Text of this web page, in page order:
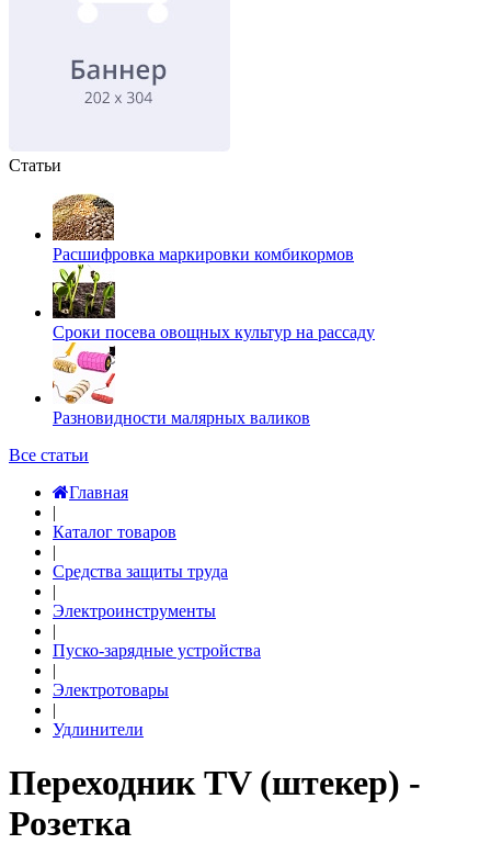
Статьи
Расшифровка маркировки комбикормов
Сроки посева овощных культур на рассаду
Разновидности малярных валиков
Все статьи
Главная
|
Каталог товаров
|
Средства защиты труда
|
Электроинструменты
|
Пуско-зарядные устройства
|
Электротовары
|
Удлинители
Переходник TV (штекер) -
Розетка